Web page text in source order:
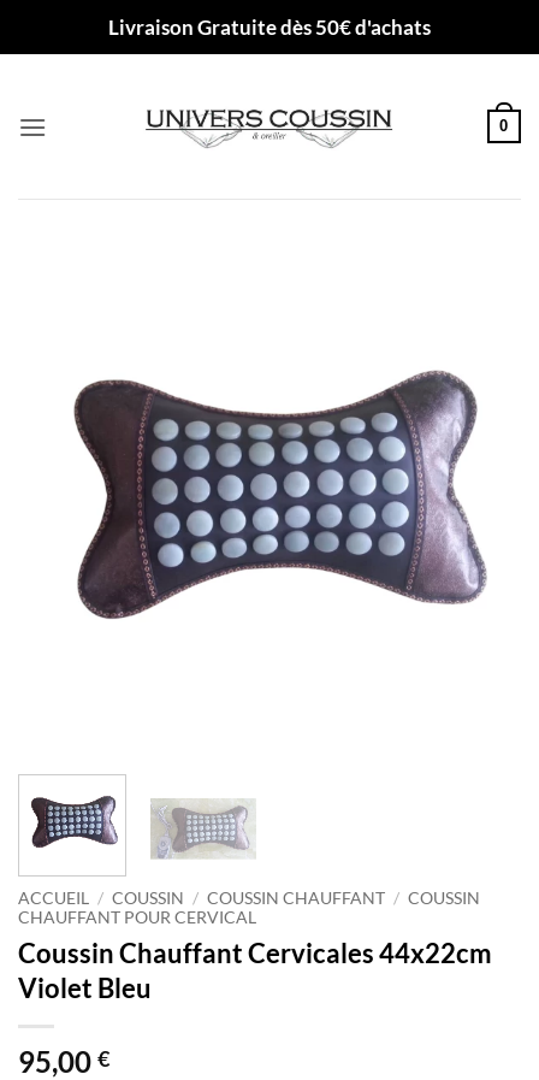
Livraison Gratuite dès 50€ d'achats
0
ACCUEIL / COUSSIN / COUSSIN CHAUFFANT / COUSSIN
CHAUFFANT POUR CERVICAL
Coussin Chauffant Cervicales 44x22cm
Violet Bleu
95,00 €